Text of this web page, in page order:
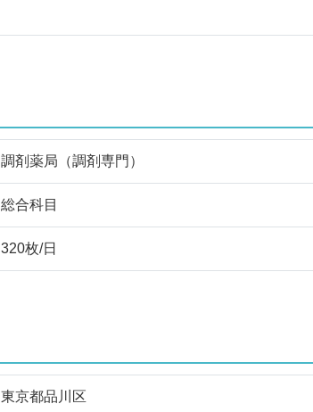
調剤薬局（調剤専門）
総合科目
320枚/日
東京都品川区